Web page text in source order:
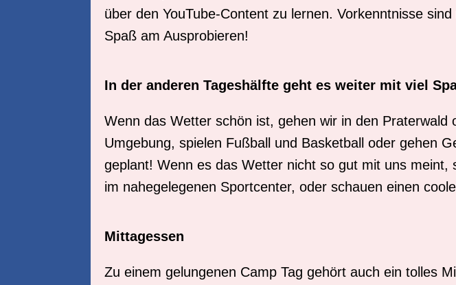
über den YouTube-Content zu lernen. Vorkenntnisse
Spaß am Ausprobieren!
In der anderen Tageshälfte geht es weiter mit viel
Wenn das Wetter schön ist, gehen wir in den
Umgebung, spielen Fußball und Basketball oder gehen
geplant! Wenn es das Wetter nicht so gut mit uns meint,
im nahegelegenen Sportcenter, oder schauen einen
Mittagessen
Zu einem gelungenen Camp Tag gehört auch ein tolles